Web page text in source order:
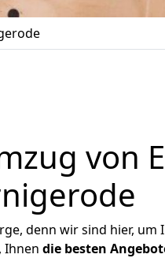
von
denn wir sind hier, um
Ihnen die besten